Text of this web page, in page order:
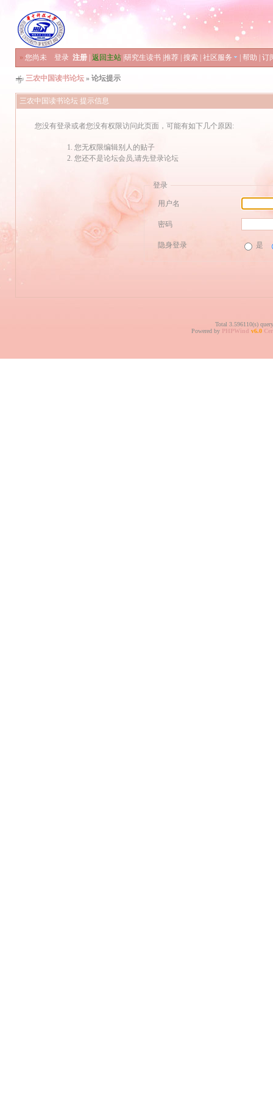
» 您尚未 登录 注册 返回主站 研究生读书 推荐 搜索 社区服务 帮助 订
三农中国读书论坛 » 论坛提示
三农中国读书论坛 提示信息
您没有登录或者您没有权限访问此页面，可能有如下几个原因:
您无权限编辑别人的贴子
您还不是论坛会员,请先登录论坛
登录
用户名
密码
隐身登录 是
Total 3.596110(s)
Powered by PHPWind v6.0